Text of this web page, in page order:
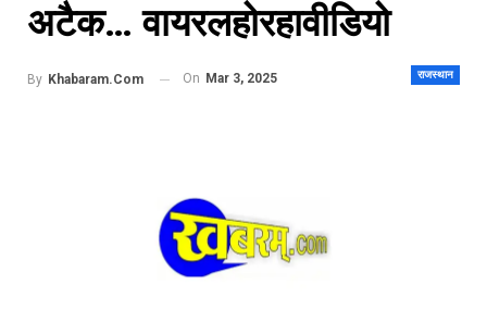
अटैक… वायरलहोरहावीडियो
राजस्थान
By Khabaram.Com On Mar 3, 2025